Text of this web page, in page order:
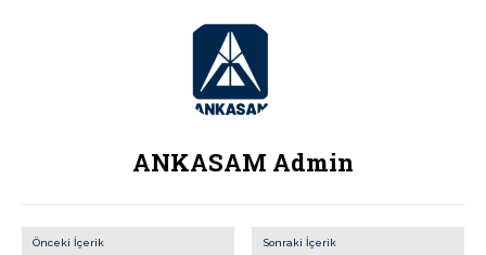
ANKASAM Admin
Önceki İçerik Sonraki İçerik